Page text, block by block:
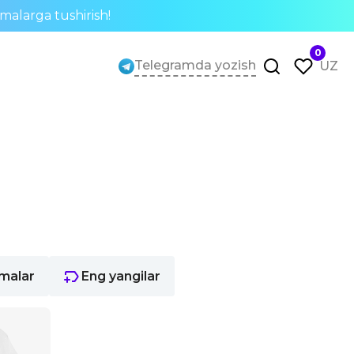
tushirish!
Telegramda yozish
0
UZ
Eng yangilar